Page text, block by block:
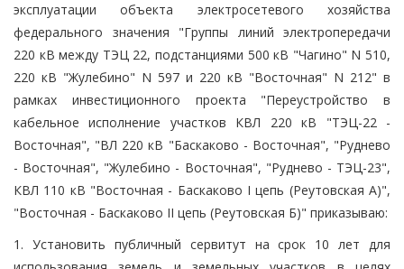
эксплуатации объекта электросетевого хозяйства
федерального значения "Группы линий электропередачи
220 кВ между ТЭЦ 22, подстанциями 500 кВ "Чагино" N 510,
220 кВ "Жулебино" N 597 и 220 кВ "Восточная" N 212" в
рамках инвестиционного проекта "Переустройство в
кабельное исполнение участков КВЛ 220 кВ "ТЭЦ-22 -
Восточная", "ВЛ 220 кВ "Баскаково - Восточная", "Руднево
- Восточная", "Жулебино - Восточная", "Руднево - ТЭЦ-23",
КВЛ 110 кВ "Восточная - Баскаково I цепь (Реутовская А)",
"Восточная - Баскаково II цепь (Реутовская Б)" приказываю:
1. Установить публичный сервитут на срок 10 лет для